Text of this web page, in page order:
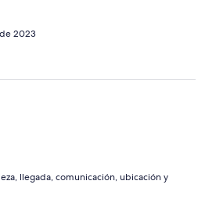
2023
llegada, comunicación, ubicación y